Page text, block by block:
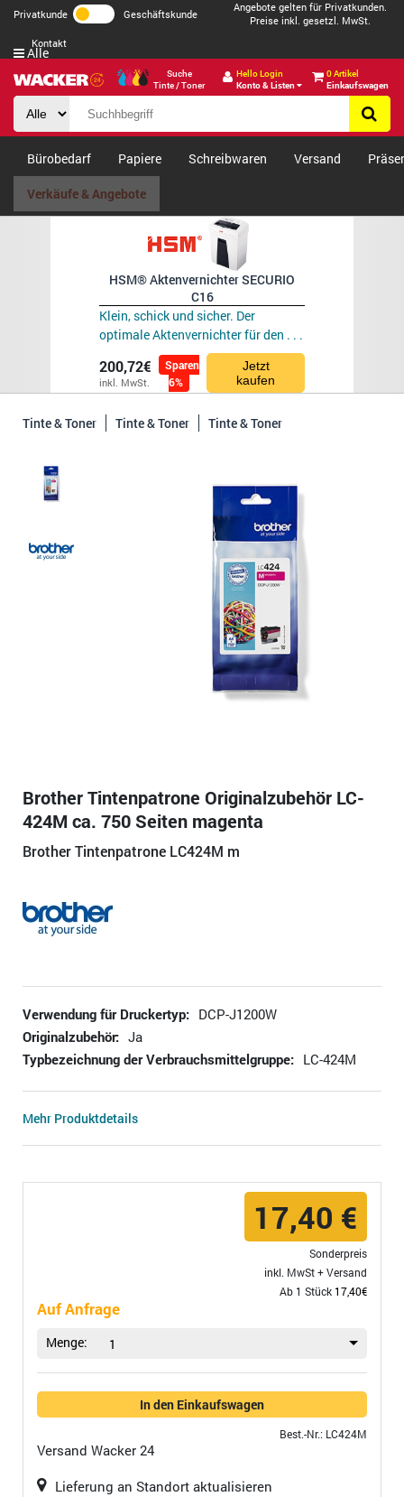
Privatkunde Geschäftskunde
Angebote gelten für Privatkunden.
Preise inkl. gesetzl. MwSt.
Kontakt
Suche
Tinte / Toner
Hello Login
Konto & Listen
0 Artikel
Einkaufswagen
Alle
Bürobedarf Papiere Schreibwaren Versand
Verkäufe & Angebote
HSM® Aktenvernichter SECURIO
C16
Klein, schick und sicher. Der
optimale Aktenvernichter für den . . .
200,72€
inkl. MwSt.
Sparen
6%
Jetzt
kaufen
Tinte & Toner Tinte & Toner Tinte & Toner
Brother Tintenpatrone Originalzubehör LC-
424M ca. 750 Seiten magenta
Brother Tintenpatrone LC424M m
Verwendung für Druckertyp: DCP-J1200W
Originalzubehör: Ja
Typbezeichnung der Verbrauchsmittelgruppe: LC-424M
Mehr Produktdetails
17,40 €
Sonderpreis
inkl. MwSt +Versand
Ab 1 Stück 17,40€
Auf Anfrage
Menge: 1
In den Einkaufswagen
Best.-Nr.: LC424M
Versand Wacker 24
Lieferung an Standort aktualisieren